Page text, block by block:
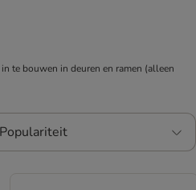
te bouwen in deuren en ramen (alleen
Populariteit